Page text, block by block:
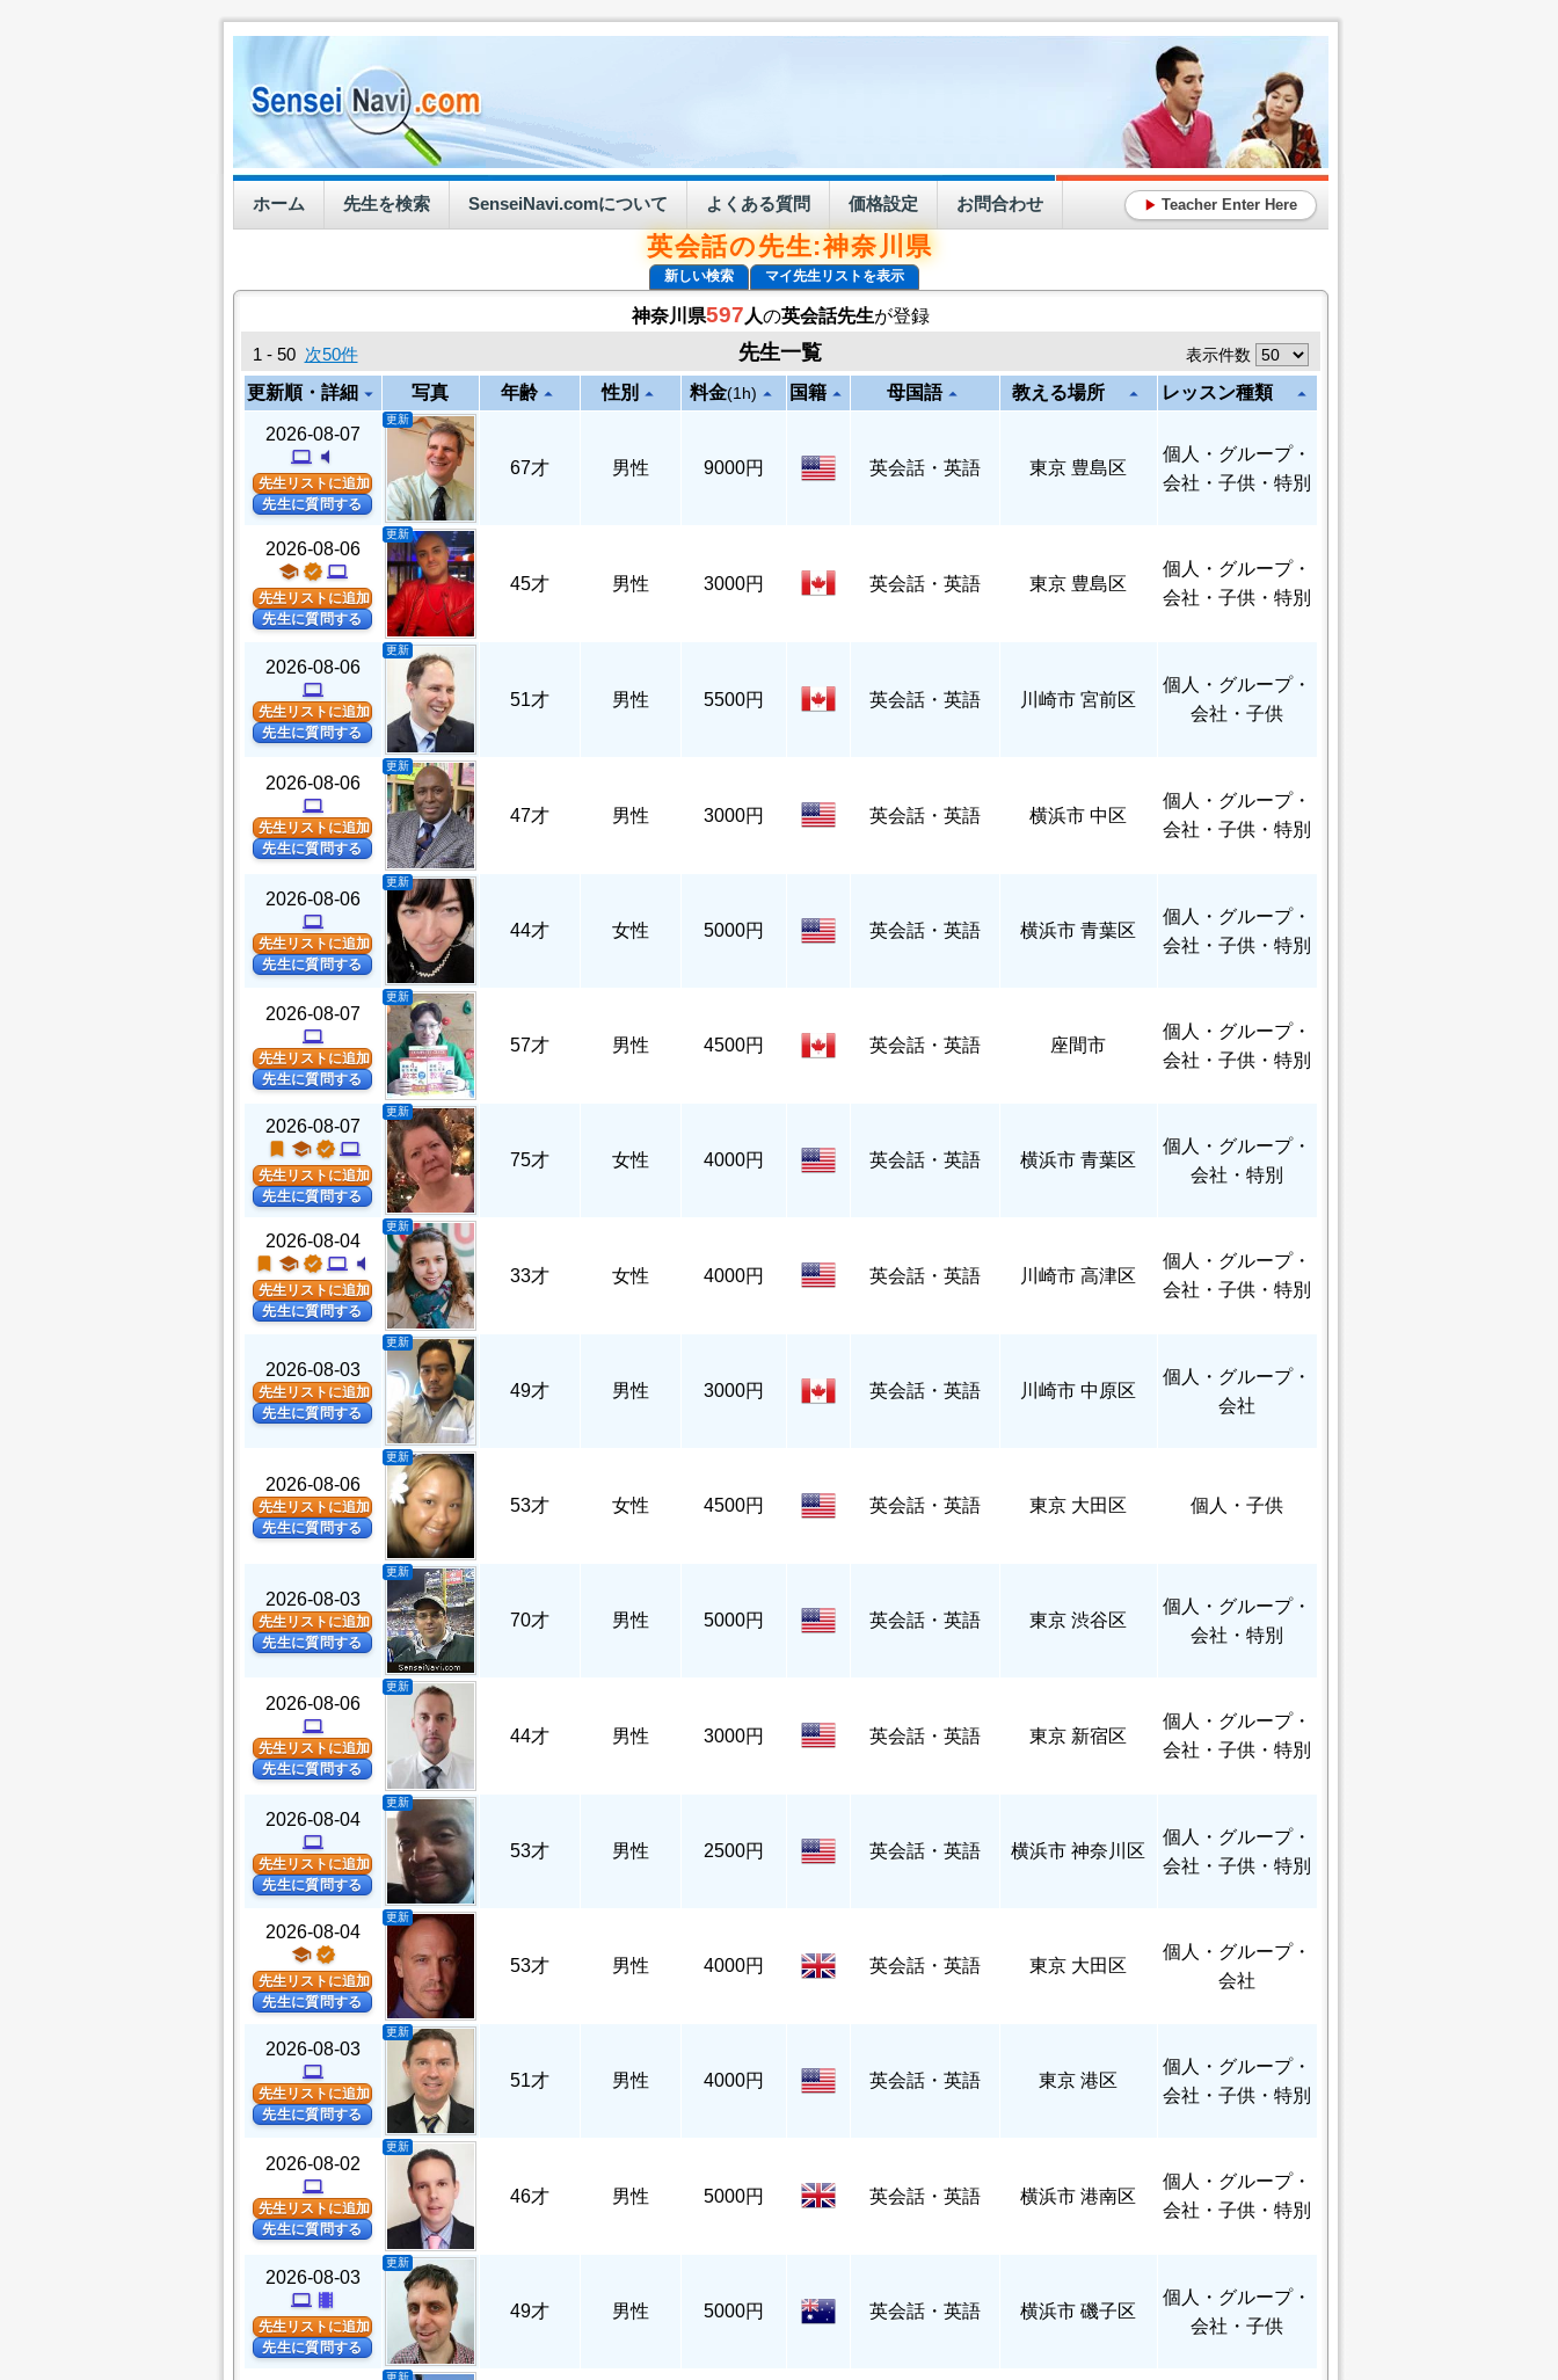
ホーム 先生を検索 SenseiNavi.comについて よくある質問 価格設定 お問合わせ ▶ Teacher Enter Here
英会話の先生:神奈川県
新しい検索 マイ先生リストを表示
神奈川県597 人の英会話先生が登録
先生一覧
1 - 50 次50件 表示件数
更新順・詳細 arrow_drop_down 写真 年齢arrow_drop_up 性別 arrow_drop_up 料金(1h) arrow_drop_up 国籍arrow_drop_up 母国語arrow_drop_up 教える場所 arrow_drop_up レッスン種類 arrow_drop_up
2026-08-07
computer volume_mute
先生リストに追加
先生に質問する
更新
67才 男性 9000円 英会話・英語 東京 豊島区
個人
・グループ・
会社・子供・特別
2026-08-06
school verified computer
先生リストに追加
先生に質問する
更新
45才 男性 3000円 英会話・英語 東京 豊島区
個人
・グループ・
会社・子供・特別
2026-08-06
computer
先生リストに追加
先生に質問する
更新
51才 男性 5500円 英会話・英語 川崎市 宮前区
個人
・グループ・
会社・子供
2026-08-06
computer
先生リストに追加
先生に質問する
更新
47才 男性 3000円 英会話・英語 横浜市 中区
個人
・グループ・
会社・子供・特別
2026-08-06
computer
先生リストに追加
先生に質問する
更新
44才 女性 5000円 英会話・英語 横浜市 青葉区
個人
・グループ・
会社・子供・特別
2026-08-07
computer
先生リストに追加
先生に質問する
更新
57才 男性 4500円 英会話・英語 座間市
個人
・グループ・
会社・子供・特別
2026-08-07
turned_in school verified computer
先生リストに追加
先生に質問する
更新
75才 女性 4000円 英会話・英語 横浜市 青葉区
個人
・グループ・
会社・特別
2026-08-04
turned_in school verified computer volume_mute
先生リストに追加
先生に質問する
更新
33才 女性 4000円 英会話・英語 川崎市 高津区
個人
・グループ・
会社・子供・特別
2026-08-03
先生リストに追加
先生に質問する
更新
49才 男性 3000円 英会話・英語 川崎市 中原区
個人
・グループ・
会社
2026-08-06
先生リストに追加
先生に質問する
更新
53才 女性 4500円 英会話・英語 東京 大田区 個人 ・子供
2026-08-03
先生リストに追加
先生に質問する
更新
70才 男性 5000円 英会話・英語 東京 渋谷区
個人
・グループ・
会社・特別
2026-08-06
computer
先生リストに追加
先生に質問する
更新
44才 男性 3000円 英会話・英語 東京 新宿区
個人
・グループ・
会社・子供・特別
2026-08-04
computer
先生リストに追加
先生に質問する
更新
53才 男性 2500円 英会話・英語 横浜市 神奈川区
個人
・グループ・
会社・子供・特別
2026-08-04
school verified
先生リストに追加
先生に質問する
更新
53才 男性 4000円 英会話・英語 東京 大田区
個人
・グループ・
会社
2026-08-03
computer
先生リストに追加
先生に質問する
更新
51才 男性 4000円 英会話・英語 東京 港区
個人
・グループ・
会社・子供・特別
2026-08-02
computer
先生リストに追加
先生に質問する
更新
46才 男性 5000円 英会話・英語 横浜市 港南区
個人
・グループ・
会社・子供・特別
2026-08-03
computer theaters
先生リストに追加
先生に質問する
更新
49才 男性 5000円 英会話・英語 横浜市 磯子区
個人
・グループ・
会社・子供
更新